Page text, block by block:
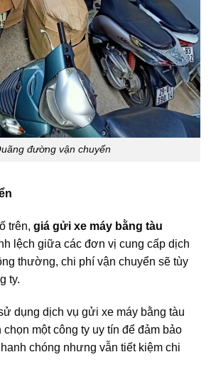
đường vận chuyển
trên, giá gửi xe máy bằng tàu
lệch giữa các đơn vị cung cấp dịch
thường, chi phí vận chuyển sẽ tùy
ty.
dụng dịch vụ gửi xe máy bằng tàu
một công ty uy tín để đảm bảo
chóng nhưng vẫn tiết kiệm chi